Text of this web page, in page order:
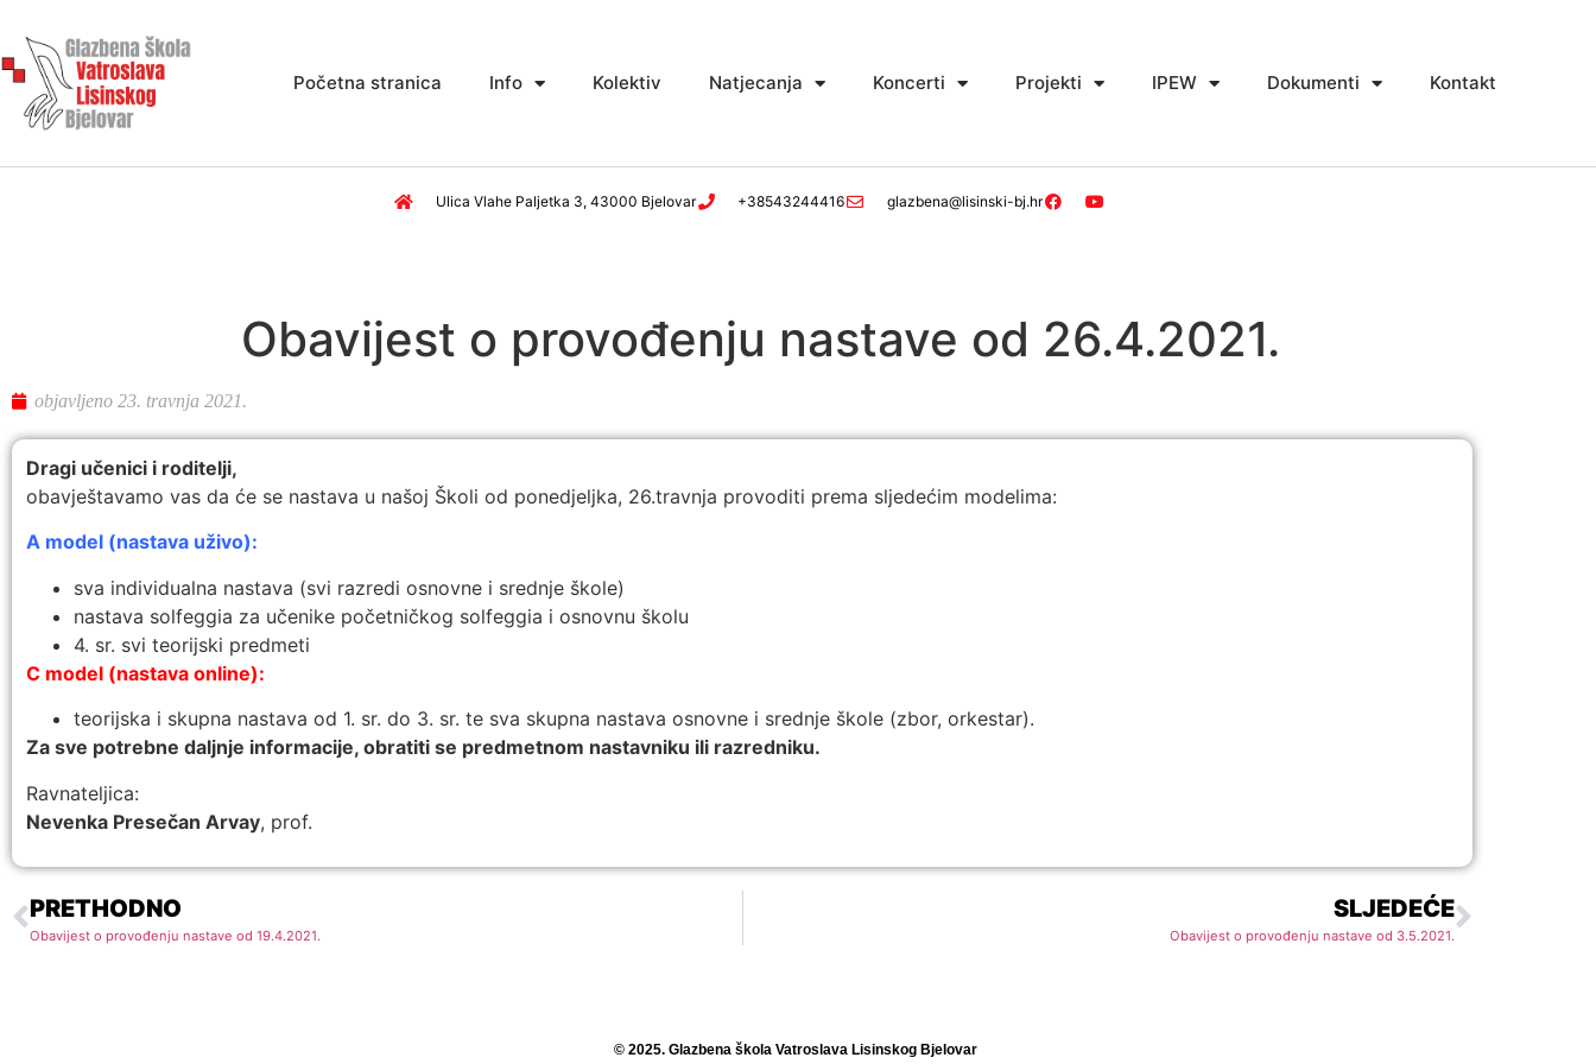
Početna stranica Info Kolektiv Natjecanja Koncerti Projekti IPEW Dokumenti Kontakt
Ulica Vlahe Paljetka 3, 43000 Bjelovar +38543244416 glazbena@lisinski-bj.hr
Obavijest o provođenju nastave od 26.4.2021.
objavljeno 23. travnja 2021.
Dragi učenici i roditelji,
obavještavamo vas da će se nastava u našoj Školi od ponedjeljka, 26.travnja provoditi prema sljedećim modelima:
A model (nastava uživo):
sva individualna nastava (svi razredi osnovne i srednje škole)
nastava solfeggia za učenike početničkog solfeggia i osnovnu školu
4. sr. svi teorijski predmeti
C model (nastava online):
teorijska i skupna nastava od 1. sr. do 3. sr. te sva skupna nastava osnovne i srednje škole (zbor, orkestar).
Za sve potrebne daljnje informacije, obratiti se predmetnom nastavniku ili razredniku.
Ravnateljica:
Nevenka Presečan Arvay, prof.
PRETHODNO
Obavijest o provođenju nastave od 19.4.2021.
SLJEDEĆE
Obavijest o provođenju nastave od 3.5.2021.
© 2025. Glazbena škola Vatroslava Lisinskog Bjelovar